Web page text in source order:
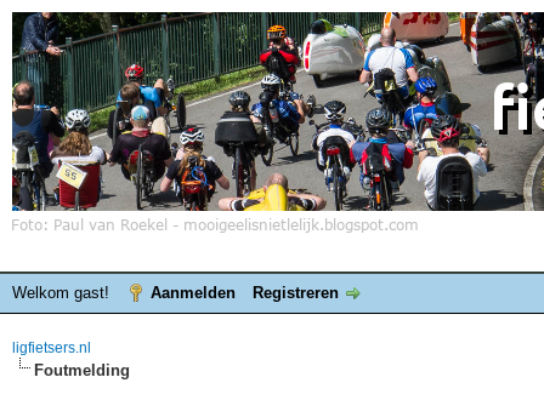
Welkom gast! Aanmelden Registreren
ligfietsers.nl
Foutmelding